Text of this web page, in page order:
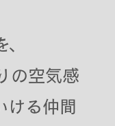
の空気感
ける仲間